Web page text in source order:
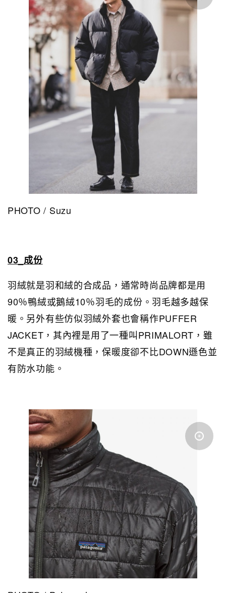
PHOTO / Suzu
03_成份
羽絨就是羽和絨的合成品，通常時尚品牌都是用
90％鴨絨或鵝絨10％羽毛的成份。羽毛越多越保
暖。另外有些仿似羽絨外套也會稱作PUFFER
JACKET，其內裡是用了一種叫PRIMALORT，雖
不是真正的羽絨機種，保暖度卻不比DOWN遜色並
有防水功能。